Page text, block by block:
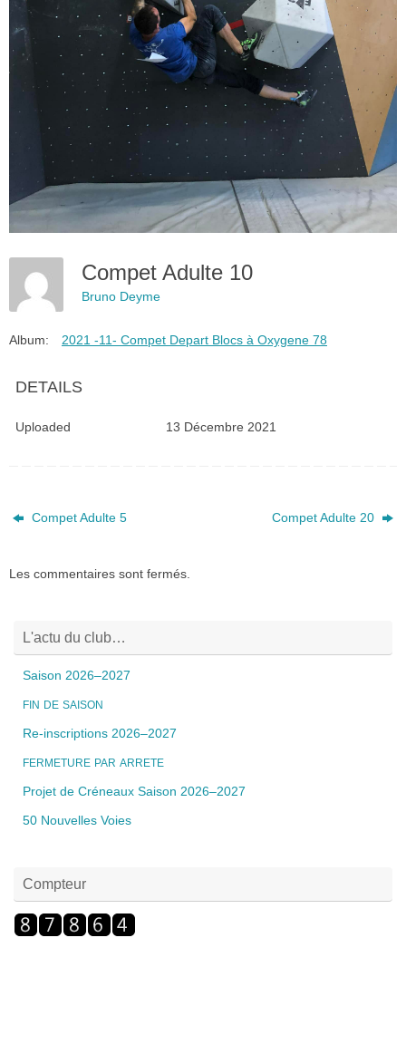
Compet Adulte 10
Bruno Deyme
Album: 2021 -11- Compet Depart Blocs à Oxygene 78
DETAILS
Uploaded 13 Décembre 2021
Compet Adulte 5 Compet Adulte 20
Les commentaires sont fermés.
L'actu du club…
Saison 2026–2027
FIN DE SAISON
Re-inscriptions 2026–2027
FERMETURE PAR ARRETE
Projet de Créneaux Saison 2026–2027
50 Nouvelles Voies
Compteur